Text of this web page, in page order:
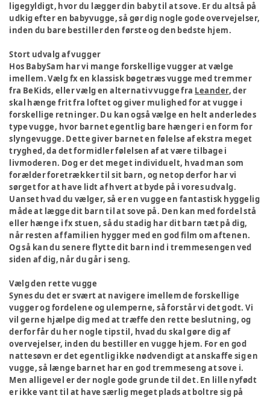
ligegyldigt, hvor du lægger din baby til at sove. Er du altså på
udkig efter en babyvugge, så gør dig nogle gode overvejelser,
inden du bare bestiller den første og den bedste hjem.
Stort udvalg af vugger
Hos BabySam har vi mange forskellige vugger at vælge
imellem. Vælg fx en klassisk bøgetræs vugge med tremmer
fra BeKids, eller vælg en alternativ vugge fra Leander, der
skal hænge frit fra loftet og giver mulighed for at vugge i
forskellige retninger. Du kan også vælge en helt anderledes
type vugge, hvor barnet egentlig bare hænger i en form for
slyngevugge. Dette giver barnet en følelse af ekstra meget
tryghed, da det formidler følelsen af at være tilbage i
livmoderen. Dog er det meget individuelt, hvad man som
forælder foretrækker til sit barn, og netop derfor har vi
sørget for at have lidt af hvert at byde på i vores udvalg.
Uanset hvad du vælger, så er en vugge en fantastisk hyggelig
måde at lægge dit barn til at sove på. Den kan med fordel stå
eller hænge i fx stuen, så du stadig har dit barn tæt på dig,
når resten af familien hygger med en god film om aftenen.
Og så kan du senere flytte dit barn ind i tremmesengen ved
siden af dig, når du går i seng.
Vælg den rette vugge
Synes du det er svært at navigere imellem de forskellige
vugger og fordelene og ulemperne, så forstår vi det godt. Vi
vil gerne hjælpe dig med at træffe den rette beslutning, og
derfor får du her nogle tips til, hvad du skal gøre dig af
overvejelser, inden du bestiller en vugge hjem. For en god
nattesøvn er det egentlig ikke nødvendigt at anskaffe sig en
vugge, så længe barnet har en god tremmeseng at sove i.
Men alligevel er der nogle gode grunde til det. En lille nyfødt
er ikke vant til at have særlig meget plads at boltre sig på